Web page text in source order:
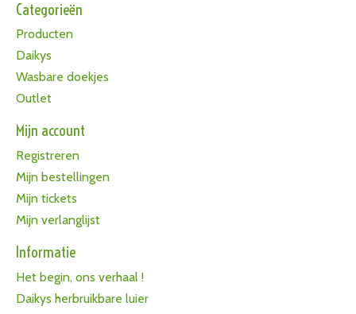
Categorieën
Producten
Daikys
Wasbare doekjes
Outlet
Mijn account
Registreren
Mijn bestellingen
Mijn tickets
Mijn verlanglijst
Informatie
Het begin, ons verhaal !
Daikys herbruikbare luier